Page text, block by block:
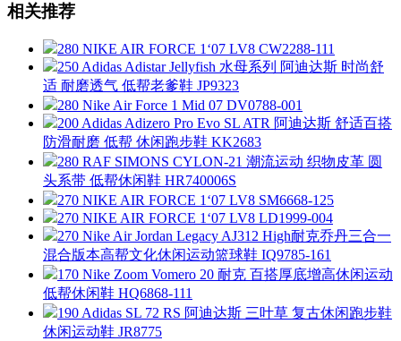
相关推荐
280 NIKE AIR FORCE 1‘07 LV8 CW2288-111
250 Adidas Adistar Jellyfish 水母系列 阿迪达斯 时尚舒
适 耐磨透气 低帮老爹鞋 JP9323
280 Nike Air Force 1 Mid 07 DV0788-001
200 Adidas Adizero Pro Evo SL ATR 阿迪达斯 舒适百搭
防滑耐磨 低帮 休闲跑步鞋 KK2683
280 RAF SIMONS CYLON-21 潮流运动 织物皮革 圆
头系带 低帮休闲鞋 HR740006S
270 NIKE AIR FORCE 1‘07 LV8 SM6668-125
270 NIKE AIR FORCE 1‘07 LV8 LD1999-004
270 Nike Air Jordan Legacy AJ312 High耐克乔丹三合一
混合版本高帮文化休闲运动篮球鞋 IQ9785-161
170 Nike Zoom Vomero 20 耐克 百搭厚底增高休闲运动
低帮休闲鞋 HQ6868-111
190 Adidas SL 72 RS 阿迪达斯 三叶草 复古休闲跑步鞋
休闲运动鞋 JR8775